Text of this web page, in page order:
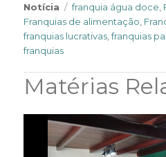
Notícia
Tags
franquia água doce,
Franquias de alimentação,
franquias lucrativas,franquias
franquias
Matérias